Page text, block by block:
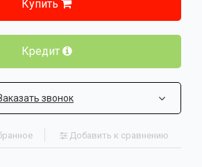
Купить
Кредит
звонок
Добавить к сравнению